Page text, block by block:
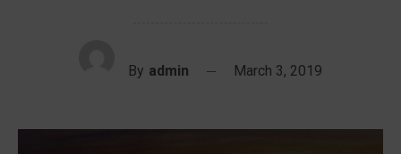
By admin March 3, 2019